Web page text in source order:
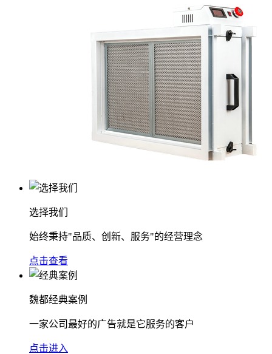
选择我们
始终秉持"品质、创新、服务"的经营理念
点击查看
魏都经典案例
一家公司最好的广告就是它服务的客户
点击进入